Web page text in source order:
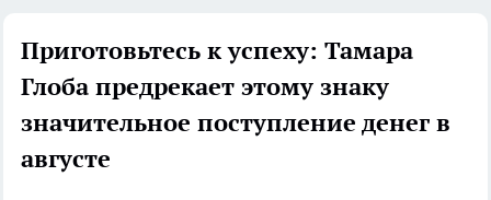
Приготовьтесь к успеху: Тамара
Глоба предрекает этому знаку
значительное поступление денег в
августе